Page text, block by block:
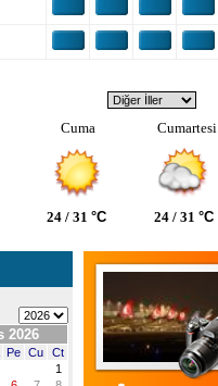
Cuma Cumartesi
24 / 31 °C 24 / 31 °C